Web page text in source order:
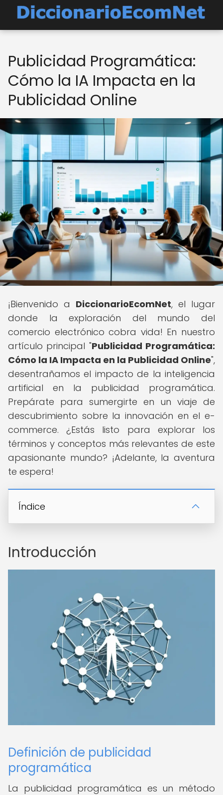
Publicidad Programática:
Cómo la IA Impacta en la
Publicidad Online
¡Bienvenido a DiccionarioEcomNet, el lugar
donde la exploración del mundo del
comercio electrónico cobra vida! En nuestro
artículo principal "Publicidad Programática:
Cómo la IA Impacta en la Publicidad Online",
desentrañamos el impacto de la inteligencia
artificial en la publicidad programática.
Prepárate para sumergirte en un viaje de
descubrimiento sobre la innovación en el e-
commerce. ¿Estás listo para explorar los
términos y conceptos más relevantes de este
apasionante mundo? ¡Adelante, la aventura
te espera!
Índice
Introducción
Definición de publicidad
programática
La publicidad programática es un método